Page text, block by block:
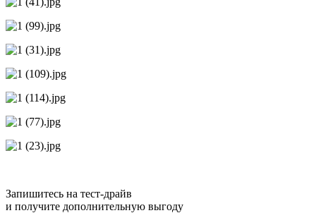
Запишитесь на тест-драйв
и получите дополнительную выгоду